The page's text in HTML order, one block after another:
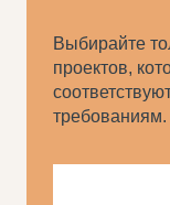
Выбирайте
проектов,
требованиям.